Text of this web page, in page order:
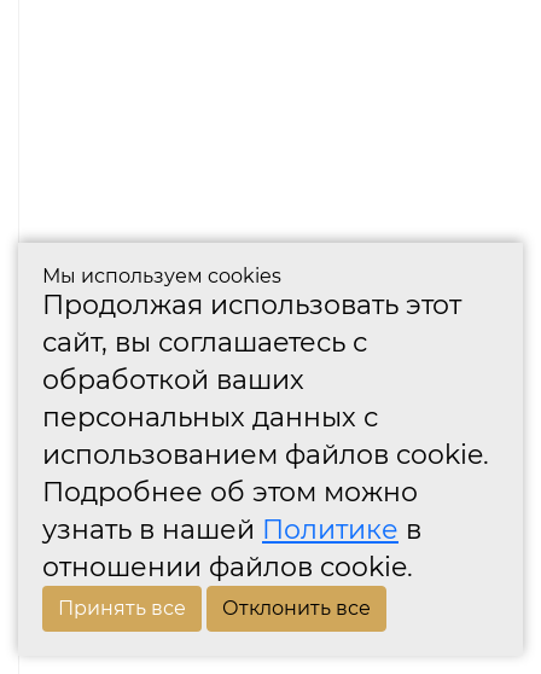
Мы используем cookies
Продолжая использовать этот
сайт, вы соглашаетесь с
обработкой ваших
персональных данных с
использованием файлов cookie.
Подробнее об этом можно
узнать в нашей Политике в
отношении файлов cookie.
Принять все Отклонить все